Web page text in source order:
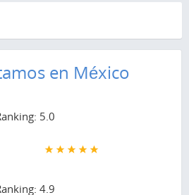
en México
5.0
4.9